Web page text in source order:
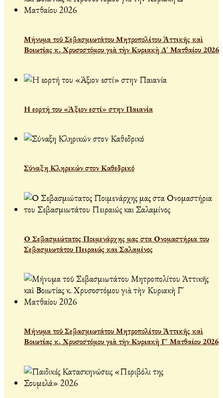
Μήνυμα τοῦ Σεβασμιωτάτου Μητροπολίτου Ἀττικῆς καὶ
Βοιωτίας κ. Χρυσοστόμου γιὰ τὴν Κυριακὴ Δ´ Ματθαίου 2026
Η εορτή του «Άξιον εστί» στην Παιανία
Σύναξη Κληρικών στον Καθεδρικό
Ο Σεβασμιώτατος Ποιμενάρχης μας στα Ονομαστήρια του
Σεβασμιωτάτου Πειραιώς και Σαλαμίνος
Μήνυμα τοῦ Σεβασμιωτάτου Μητροπολίτου Ἀττικῆς καὶ
Βοιωτίας κ. Χρυσοστόμου γιὰ τὴν Κυριακὴ Γ´ Ματθαίου 2026